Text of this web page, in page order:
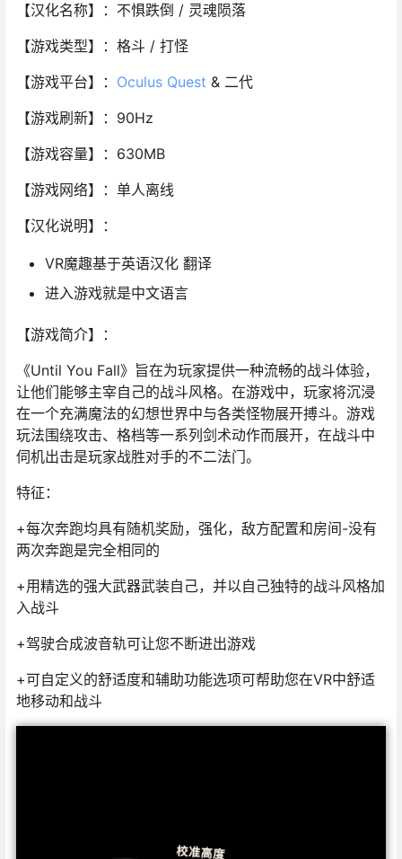
【汉化名称】：不惧跌倒 / 灵魂陨落
【游戏类型】：格斗 / 打怪
【游戏平台】： Oculus Quest & 二代
【游戏刷新】：90Hz
【游戏容量】：630MB
【游戏网络】：单人离线
【汉化说明】：
VR魔趣基于英语汉化 翻译
进入游戏就是中文语言
【游戏简介】：
《Until You Fall》旨在为玩家提供一种流畅的战斗体验，
让他们能够主宰自己的战斗风格。在游戏中，玩家将沉浸
在一个充满魔法的幻想世界中与各类怪物展开搏斗。游戏
玩法围绕攻击、格档等一系列剑术动作而展开，在战斗中
伺机出击是玩家战胜对手的不二法门。
特征：
+每次奔跑均具有随机奖励，强化，敌方配置和房间-没有
两次奔跑是完全相同的
+用精选的强大武器武装自己，并以自己独特的战斗风格加
入战斗
+驾驶合成波音轨可让您不断进出游戏
+可自定义的舒适度和辅助功能选项可帮助您在VR中舒适
地移动和战斗